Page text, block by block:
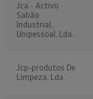
Jca - Activo
Sabão
Industrial,
Unipessoal, Lda.
Jcp-produtos De
Limpeza, Lda.